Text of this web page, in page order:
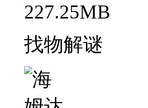
227.25MB
找物解谜